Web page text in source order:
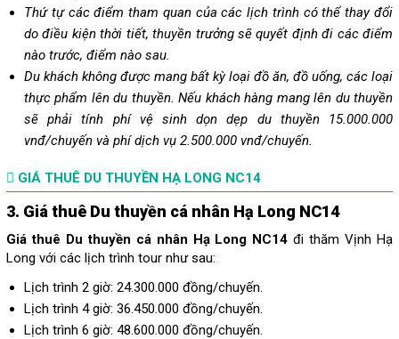
Thứ tự các điểm tham quan của các lịch trình có thể thay đổi
do điều kiện thời tiết, thuyền trưởng sẽ quyết định đi các điểm
nào trước, điểm nào sau.
Du khách không được mang bất kỳ loại đồ ăn, đồ uống, các loại
thực phẩm lên du thuyền.Nếu khách hàng mang lên du thuyền
sẽ phải tính phí vệ sinh dọn dẹp du thuyền 15.000.000
vnđ/chuyến và phí dịch vụ 2.500.000 vnđ/chuyến.
GIÁ THUÊ DU THUYỀN HẠ LONG NC14
3. Giá thuê Du thuyền cá nhân Hạ Long NC14
Giá thuê Du thuyền cá nhân Hạ Long NC14 đi thăm Vịnh Hạ
Long với các lịch trình tour như sau:
Lịch trình 2 giờ: 24.300.000 đồng/chuyến.
Lịch trình 4 giờ: 36.450.000 đồng/chuyến.
Lịch trình 6 giờ: 48.600.000 đồng/chuyến.